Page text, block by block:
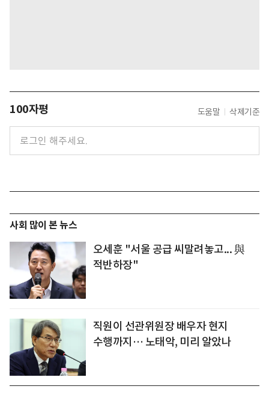
100자평 도움말 삭제기준
사회 많이 본 뉴스
오세훈 "서울 공급 씨말려놓고... 與
적반하장"
직원이 선관위원장 배우자 현지
수행까지… 노태악, 미리 알았나